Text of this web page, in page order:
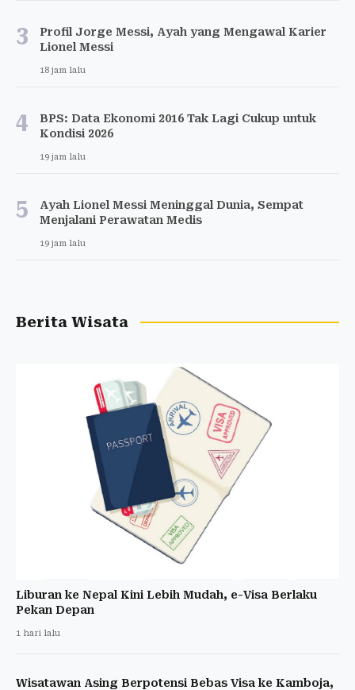
3
Profil Jorge Messi, Ayah yang Mengawal Karier
Lionel Messi
18 jam lalu
4
BPS: Data Ekonomi 2016 Tak Lagi Cukup untuk
Kondisi 2026
19 jam lalu
5
Ayah Lionel Messi Meninggal Dunia, Sempat
Menjalani Perawatan Medis
19 jam lalu
Berita Wisata
Liburan ke Nepal Kini Lebih Mudah, e-Visa Berlaku
Pekan Depan
1 hari lalu
Wisatawan Asing Berpotensi Bebas Visa ke Kamboja,